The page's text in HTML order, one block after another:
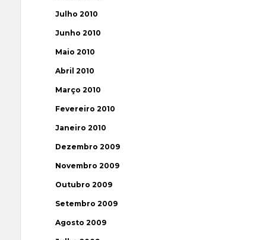
Julho 2010
Junho 2010
Maio 2010
Abril 2010
Março 2010
Fevereiro 2010
Janeiro 2010
Dezembro 2009
Novembro 2009
Outubro 2009
Setembro 2009
Agosto 2009